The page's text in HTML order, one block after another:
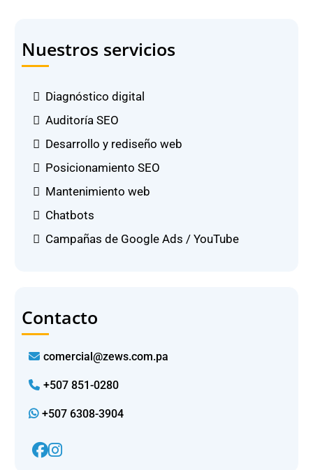
Nuestros servicios
Diagnóstico digital
Auditoría SEO
Desarrollo y rediseño web
Posicionamiento SEO
Mantenimiento web
Chatbots
Campañas de Google Ads / YouTube
Contacto
comercial@zews.com.pa
+507 851-0280
+507 6308-3904